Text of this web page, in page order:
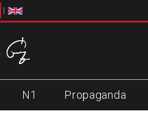
N1 Propaganda